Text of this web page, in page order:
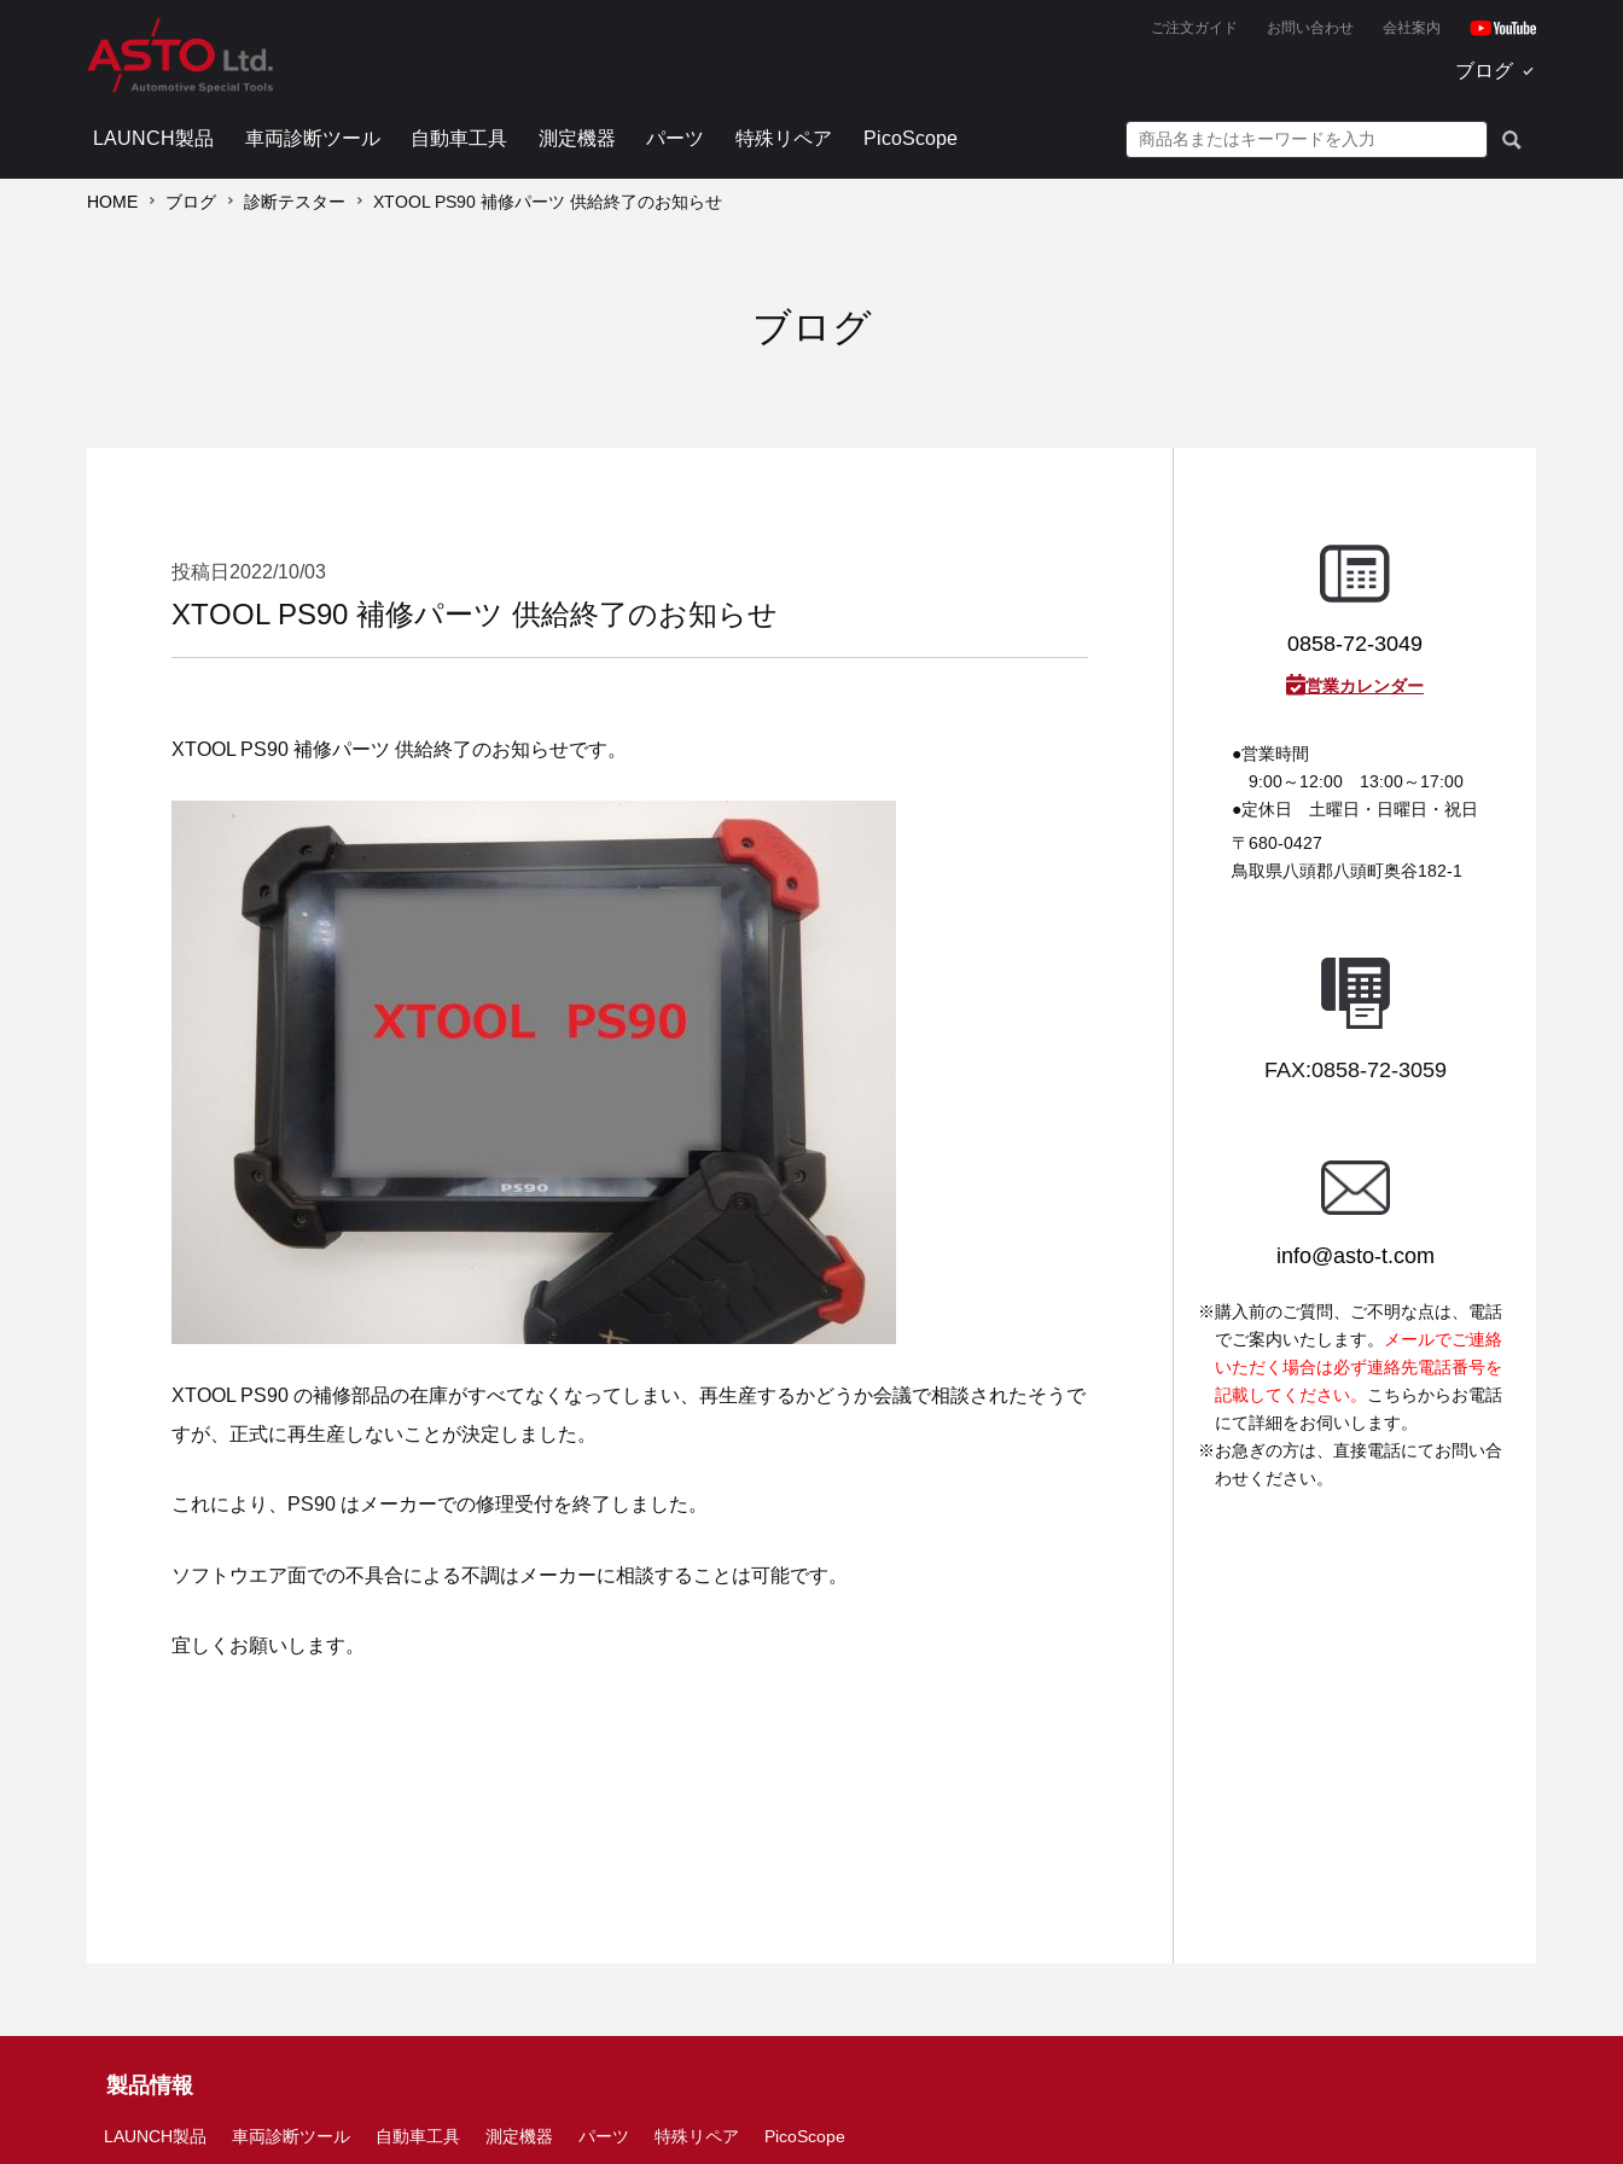
ご注文ガイド お問い合わせ 会社案内
ブログ
LAUNCH製品 車両診断ツール 自動車工具 測定機器 パーツ 特殊リペア PicoScope
HOME ブログ 診断テスター XTOOL PS90 補修パーツ 供給終了のお知らせ
ブログ
投稿日 2022/10/03
XTOOL PS90 補修パーツ 供給終了のお知らせ
XTOOL PS90 補修パーツ 供給終了のお知らせです。
XTOOL PS90 の補修部品の在庫がすべてなくなってしまい、再生産するかどうか会議で相談されたそうで
すが、正式に再生産しないことが決定しました。
これにより、PS90 はメーカーでの修理受付を終了しました。
ソフトウエア面での不具合による不調はメーカーに相談することは可能です。
宜しくお願いします。
0858-72-3049
営業カレンダー
●営業時間
9:00～12:00 13:00～17:00
●定休日
土曜日・日曜日・祝日
〒680-0427
鳥取県八頭郡八頭町奥谷182-1
FAX:0858-72-3059
info@asto-t.com
購入前のご質問、ご不明な点は、電話
でご案内いたします。
メールでご連絡
いただく場合は必ず連絡先電話番号を
記載してください。
こちらからお電話
にて詳細をお伺いします。
お急ぎの方は、直接電話にてお問い合
わせください。
製品情報
LAUNCH製品 車両診断ツール 自動車工具 測定機器 パーツ 特殊リペア PicoScope